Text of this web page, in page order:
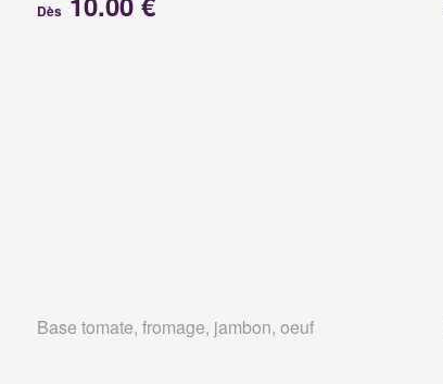
Dès
Base tomate, fromage, jambon, oeuf